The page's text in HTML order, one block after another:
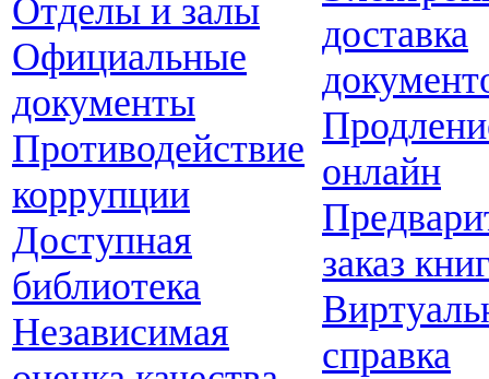
Отделы и залы
Официальные
документы
Противодействие
коррупции
Доступная
библиотека
Независимая
доставка
онлайн
заказ
справка